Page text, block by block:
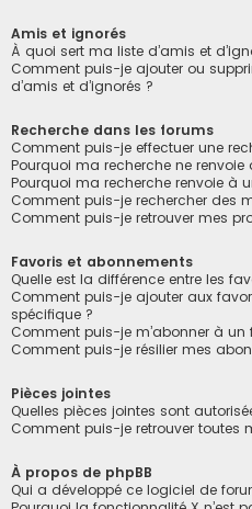
Amis et ignorés
À quoi sert ma liste d’amis et
Comment puis-je ajouter ou
d’amis et d’ignorés ?
Recherche dans les forums
Comment puis-je effectuer une
Pourquoi ma recherche ne renvoie
Pourquoi ma recherche renvoie à
Comment puis-je rechercher des
Comment puis-je retrouver mes
Favoris et abonnements
Quelle est la différence entre les
Comment puis-je ajouter aux
spécifique ?
Comment puis-je m’abonner à un
Comment puis-je résilier mes
Pièces jointes
Quelles pièces jointes sont
Comment puis-je retrouver toutes
À propos de phpBB
Qui a développé ce logiciel de